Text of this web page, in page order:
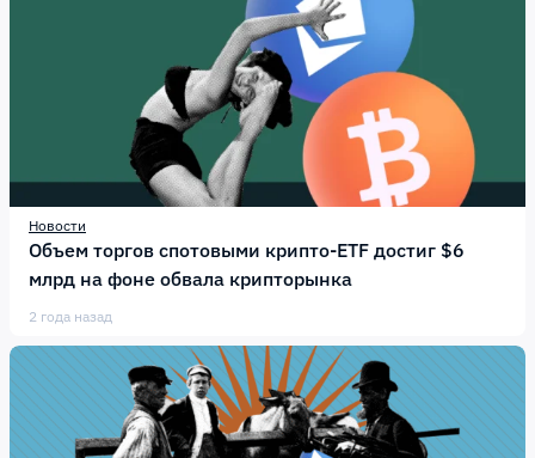
Новости
Объем торгов спотовыми крипто-ETF достиг $6
млрд на фоне обвала крипторынка
2 года назад